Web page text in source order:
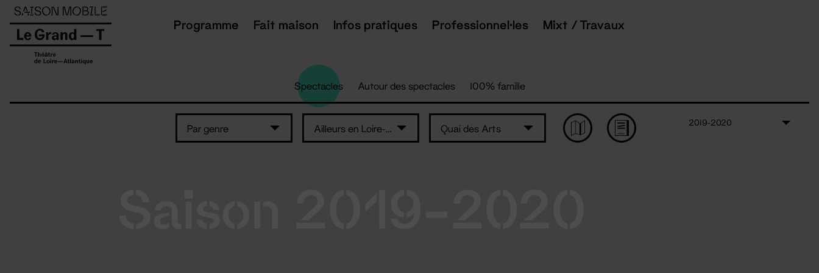
Programme Fait maison Infos pratiques Professionnel·les Mixt / Travaux
Spectacles Autour des spectacles 100% famille
Par genre Ailleurs en Loire-Atlantique Quai des Arts
2019-2020
Panneau de gestion des cookies